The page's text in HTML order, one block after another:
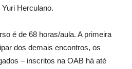
Herculano.
é de 68 horas/aula. A primeira
dos demais encontros, os
– inscritos na OAB há até